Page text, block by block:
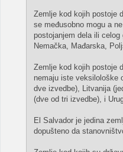
Zemlje kod kojih postoje
se međusobno mogu a
postojanjem dela ili celog
Nemačka, Mađarska,
Zemlje kod kojih postoje
nemaju iste veksilološke
dve izvedbe), Litvanija
(dve od tri izvedbe), i
El Salvador je jedina
dopušteno da